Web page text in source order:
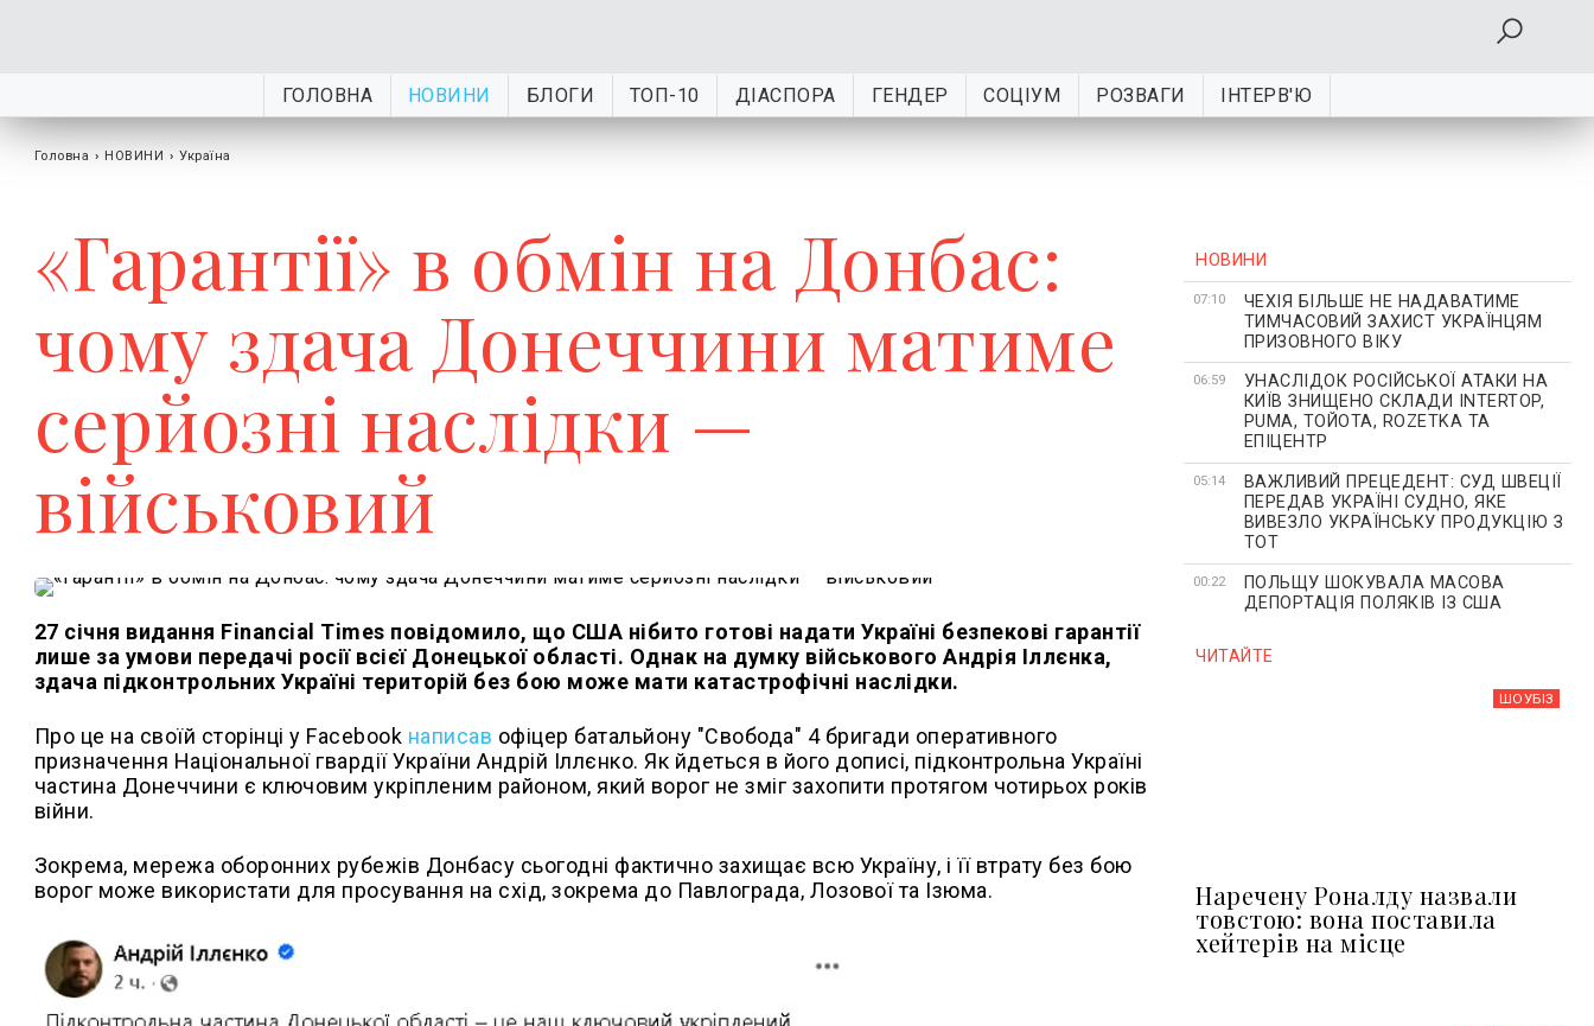
ГОЛОВНА НОВИНИ БЛОГИ ТОП-10 ДІАСПОРА ГЕНДЕР СОЦІУМ РОЗВАГИ ІНТЕРВ'Ю
Головна › НОВИНИ › Україна
«Гарантії» в обмін на Донбас:
чому здача Донеччини матиме
серйозні наслідки —
військовий
27 січня видання Financial Times повідомило, що США нібито готові надати Україні безпекові гарантії
лише за умови передачі росії всієї Донецької області. Однак на думку військового Андрія Іллєнка,
здача підконтрольних Україні територій без бою може мати катастрофічні наслідки.
Про це на своїй сторінці у Facebook написав офіцер батальйону "Свобода" 4 бригади оперативного
призначення Національної гвардії України Андрій Іллєнко. Як йдеться в його дописі, підконтрольна Україні
частина Донеччини є ключовим укріпленим районом, який ворог не зміг захопити протягом чотирьох років
війни.
Зокрема, мережа оборонних рубежів Донбасу сьогодні фактично захищає всю Україну, і її втрату без бою
ворог може використати для просування на схід, зокрема до Павлограда, Лозової та Ізюма.
НОВИНИ
07:10
ЧЕХІЯ БІЛЬШЕ НЕ НАДАВАТИМЕ
ТИМЧАСОВИЙ ЗАХИСТ УКРАЇНЦЯМ
ПРИЗОВНОГО ВІКУ
06:59
УНАСЛІДОК РОСІЙСЬКОЇ АТАКИ НА
КИЇВ ЗНИЩЕНО СКЛАДИ INTERTOP,
PUMA, ТОЙОТА, ROZETKA ТА
ЕПІЦЕНТР
05:14
ВАЖЛИВИЙ ПРЕЦЕДЕНТ: СУД ШВЕЦІЇ
ПЕРЕДАВ УКРАЇНІ СУДНО, ЯКЕ
ВИВЕЗЛО УКРАЇНСЬКУ ПРОДУКЦІЮ З
ТОТ
00:22
ПОЛЬЩУ ШОКУВАЛА МАСОВА
ДЕПОРТАЦІЯ ПОЛЯКІВ ІЗ США
ЧИТАЙТЕ
ШОУБIЗ
Наречену Роналду назвали
товстою: вона поставила
хейтерів на місце